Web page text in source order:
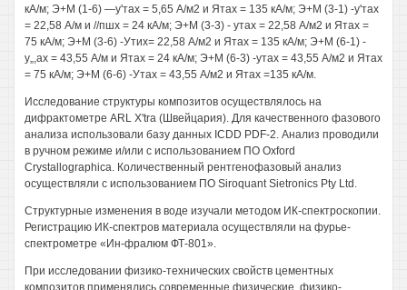
кА/м; Э+М (1-6) —у'тах = 5,65 А/м2 и Ятах = 135 кА/м; Э+М (3-1) -у'тах
= 22,58 А/м и //пшх = 24 кА/м; Э+М (3-3) - утах = 22,58 А/м2 и Ятах =
75 кА/м; Э+М (3-6) -Утих= 22,58 А/м2 и Ятах = 135 кА/м; Э+М (6-1) -
у„,ах = 43,55 А/м и Ятах = 24 кА/м; Э+М (6-3) -утах = 43,55 А/м2 и Ятах
= 75 кА/м; Э+М (6-6) -Утах = 43,55 А/м2 и Ятах =135 кА/м.
Исследование структуры композитов осуществлялось на
дифрактометре ARL X'tra (Швейцария). Для качественного фазового
анализа использовали базу данных ICDD PDF-2. Анализ проводили
в ручном режиме и/или с использованием ПО Oxford
Crystallographica. Количественный рентгенофазовый анализ
осуществляли с использованием ПО Siroquant Sietronics Pty Ltd.
Структурные изменения в воде изучали методом ИК-спектроскопии.
Регистрацию ИК-спектров материала осуществляли на фурье-
спектрометре «Ин-фралюм ФТ-801».
При исследовании физико-технических свойств цементных
композитов применялись современные физические, физико-